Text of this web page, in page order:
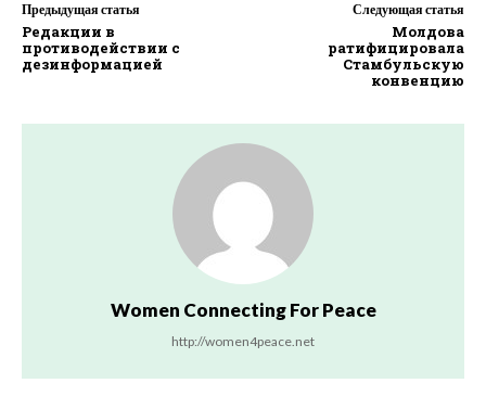
Предыдущая статья
Редакции в
противодействии с
дезинформацией
Следующая статья
Молдова
ратифицировала
Стамбульскую
конвенцию
Women Connecting For Peace
http://women4peace.net